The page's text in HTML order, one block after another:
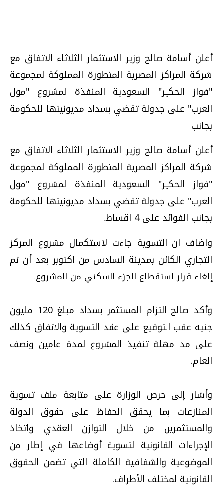
أعلن أسامة صالح وزير الاستثمار الثلاثاء الاتفاق مع
شركة المراكز المصرية المتطورة المملوكة لمجموعة
"فواز الحكير" السعودية المنفذة لمشروع "مول
العرب" على جدولة تقضي بسداد مديونيتها للحكومة
بجانب
أعلن أسامة صالح وزير الاستثمار الثلاثاء الاتفاق مع
شركة المراكز المصرية المتطورة المملوكة لمجموعة
"فواز الحكير" السعودية المنفذة لمشروع "مول
العرب" على جدولة تقضي بسداد مديونيتها للحكومة
بجانب الفوائد على 4 اقساط.
واضاف ان التسوية جاءت لاستكمال مشروع المركز
التجاري الكائن بمدينة السادس من اكتوبر بعد أن تم
إلغاء قرار استقطاع الجزء السكني من المشروع.
وأكد صالح التزام المستثمر بسداد مبلغ 120 مليون
جنيه عقب التوقيع على عقد التسوية والاتفاق كذلك
على مد مهلة تنفيذ المشروع لمدة عامين ونصف
العام.
وأشار إلى حرص الوزارة على متابعة ملف تسوية
المنازعات بما يحقق الحفاظ على حقوق الدولة
والمستثمرين من خلال التوازن العقدي واتخاذ
الإجراءات القانونية لتسوية أوضاعها في إطار من
الموضوعية والشفافية الكاملة التي تضمن الحقوق
القانونية لمختلف الأطراف.